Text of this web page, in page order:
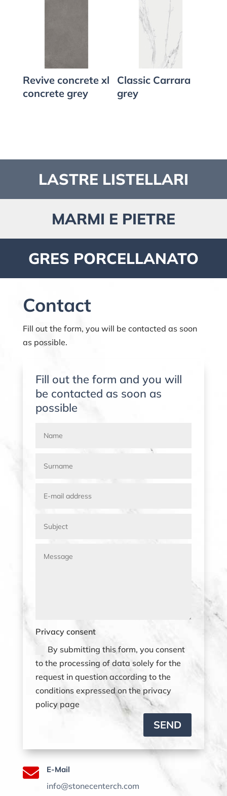
Revive concrete xl
concrete grey
Classic Carrara
grey
LASTRE LISTELLARI
MARMI E PIETRE
GRES PORCELLANATO
Contact
Fill out the form, you will be contacted as soon
as possible.
Fill out the form and you will
be contacted as soon as
possible
Privacy consent
By submitting this form, you consent
to the processing of data solely for the
request in question according to the
conditions expressed on the privacy
policy page
SEND
 E-Mail
info@stonecenterch.com